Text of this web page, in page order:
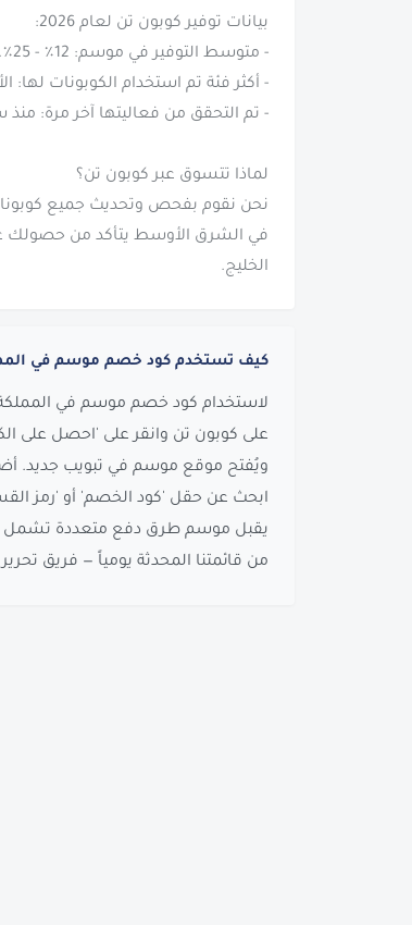
في الشرق الأوسط يتأكد من حصولك
الخليج.
كيف تستخدم كود خصم موسم في
لاستخدام كود خصم موسم في المملكة
على كوبون تن وانقر على 'احصل على
ويُفتح موقع موسم في تبويب جديد.
ابحث عن حقل 'كود الخصم' أو 'رمز
يقبل موسم طرق دفع متعددة تشمل
من قائمتنا المحدثة يومياً — فريق تحرير